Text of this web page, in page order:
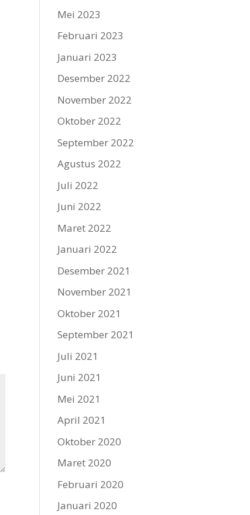
Mei 2023
Februari 2023
Januari 2023
Desember 2022
November 2022
Oktober 2022
September 2022
Agustus 2022
Juli 2022
Juni 2022
Maret 2022
Januari 2022
Desember 2021
November 2021
Oktober 2021
September 2021
Juli 2021
Juni 2021
Mei 2021
April 2021
Oktober 2020
Maret 2020
Februari 2020
Januari 2020